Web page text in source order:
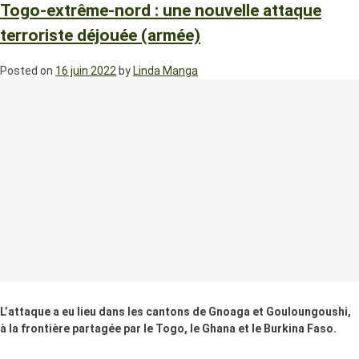
Togo-extrême-nord : une nouvelle attaque
terroriste déjouée (armée)
Posted on 16 juin 2022 by Linda Manga
L’attaque a eu lieu dans les cantons de Gnoaga et Gouloungoushi,
à la frontière partagée par le Togo, le Ghana et le Burkina Faso.